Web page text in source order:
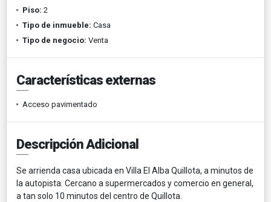
Piso: 2
Tipo de inmueble: Casa
Tipo de negocio: Venta
Características externas
Acceso pavimentado
Descripción Adicional
Se arrienda casa ubicada en Villa El Alba Quillota, a minutos de
la autopista. Cercano a supermercados y comercio en general,
a tan solo 10 minutos del centro de Quillota.